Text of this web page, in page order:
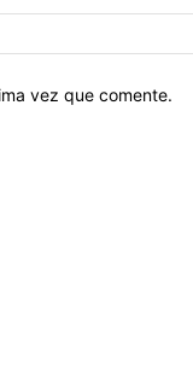
vez que comente.